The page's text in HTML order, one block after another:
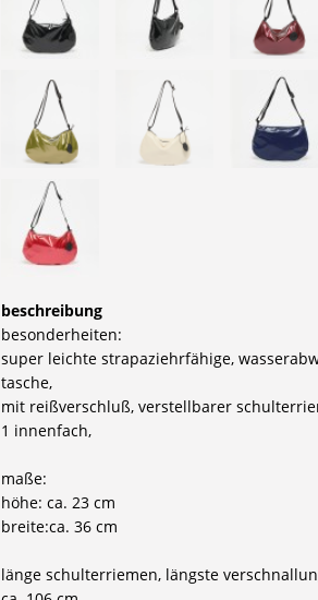
beschreibung
besonderheiten:
super leichte strapaziehrfähige,
tasche,
mit reißverschluß, verstellbarer
1 innenfach,
maße:
höhe: ca. 23 cm
breite:ca. 36 cm
länge schulterriemen, längste